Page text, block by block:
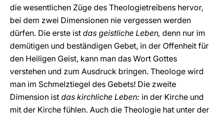
die wesentlichen Züge des Theologietreibens hervor,
bei dem zwei Dimensionen nie vergessen werden
dürfen. Die erste ist das geistliche Leben, denn nur im
demütigen und beständigen Gebet, in der Offenheit für
den Heiligen Geist, kann man das Wort Gottes
verstehen und zum Ausdruck bringen. Theologe wird
man im Schmelztiegel des Gebets! Die zweite
Dimension ist das kirchliche Leben: in der Kirche und
mit der Kirche fühlen. Auch die Theologie hat unter der